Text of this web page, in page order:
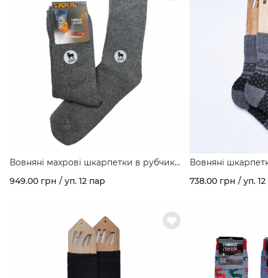
Вовняні махрові шкарпетки в рубчик
949.00 грн / уп. 12 пар
Вовняні
738.00 грн / уп.